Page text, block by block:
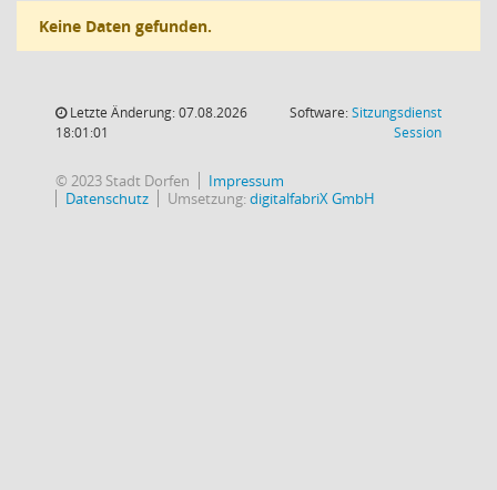
Keine Daten gefunden.
Letzte Änderung: 07.08.2026
18:01:01
Software:Sitzungsdienst
Session(Wird in
© 2023 Stadt Dorfen
Impressum
Datenschutz
Umsetzung:digitalfabriX GmbH